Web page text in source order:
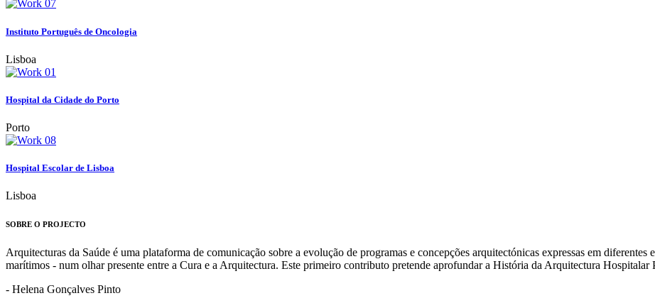
Instituto Português de Oncologia
Lisboa
Hospital da Cidade do Porto
Porto
Hospital Escolar de Lisboa
Lisboa
SOBRE O PROJECTO
Arquitecturas da Saúde é uma plataforma de comunicação sobre a evolução de programas e concepções arquitectónicas expressas em diferentes
marítimos - num olhar presente entre a Cura e a Arquitectura. Este primeiro contributo pretende aprofundar a História da Arquitectura Hospitalar
- Helena Gonçalves Pinto